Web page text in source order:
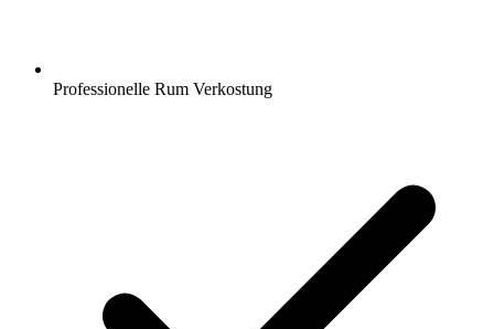
Professionelle Rum Verkostung